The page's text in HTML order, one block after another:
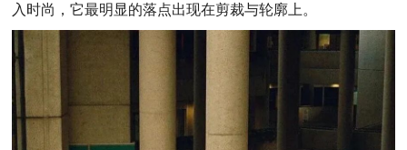
入时尚，它最明显的落点出现在剪裁与轮廓上。